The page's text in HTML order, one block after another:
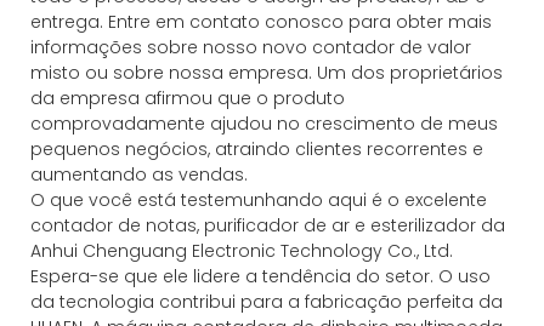
entrega. Entre em contato conosco para obter mais
informações sobre nosso novo contador de valor
misto ou sobre nossa empresa. Um dos proprietários
da empresa afirmou que o produto
comprovadamente ajudou no crescimento de meus
pequenos negócios, atraindo clientes recorrentes e
aumentando as vendas.
O que você está testemunhando aqui é o excelente
contador de notas, purificador de ar e esterilizador da
Anhui Chenguang Electronic Technology Co., Ltd.
Espera-se que ele lidere a tendência do setor. O uso
da tecnologia contribui para a fabricação perfeita da